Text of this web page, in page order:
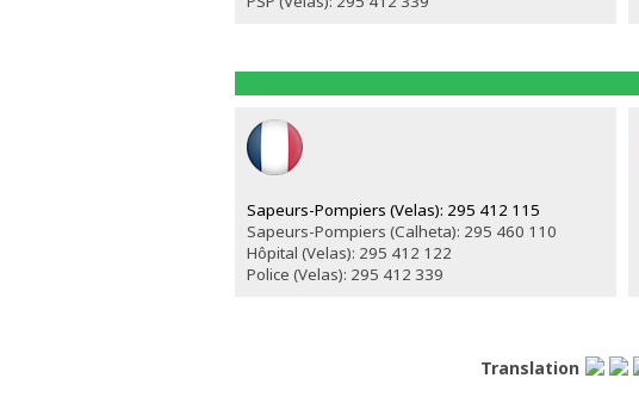
Sapeurs-Pompiers (Velas): 295 412 115
Sapeurs-Pompiers (Calheta): 295 460 110
Hôpital (Velas): 295 412 122
Police (Velas): 295 412 339
Translation